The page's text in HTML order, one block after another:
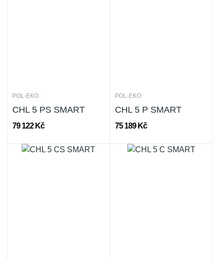
POL-EKO
CHL 5 PS SMART
79 122 Kč
POL-EKO
CHL 5 P SMART
75 189 Kč